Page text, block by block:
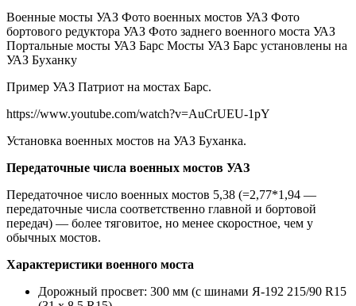
Военные мосты УАЗ Фото военных мостов УАЗ Фото
бортового редуктора УАЗ Фото заднего военного моста УАЗ
Портальные мосты УАЗ Барс Мосты УАЗ Барс установлены на
УАЗ Буханку
Пример УАЗ Патриот на мостах Барс.
https://www.youtube.com/watch?v=AuCrUEU-1pY
Установка военных мостов на УАЗ Буханка.
Передаточные числа военных мостов УАЗ
Передаточное число военных мостов 5,38 (=2,77*1,94 —
передаточные числа соответственно главной и бортовой
передач) — более тяговитое, но менее скоростное, чем у
обычных мостов.
Характеристики военного моста
Дорожный просвет: 300 мм (с шинами Я-192 215/90 R15